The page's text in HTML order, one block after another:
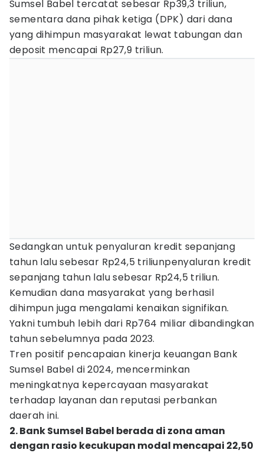
Sumsel Babel tercatat sebesar Rp39,3 triliun,
sementara dana pihak ketiga (DPK) dari dana
yang dihimpun masyarakat lewat tabungan dan
deposit mencapai Rp27,9 triliun.
Sedangkan untuk penyaluran kredit sepanjang
tahun lalu sebesar Rp24,5 triliunpenyaluran kredit
sepanjang tahun lalu sebesar Rp24,5 triliun.
Kemudian dana masyarakat yang berhasil
dihimpun juga mengalami kenaikan signifikan.
Yakni tumbuh lebih dari Rp764 miliar dibandingkan
tahun sebelumnya pada 2023.
Tren positif pencapaian kinerja keuangan Bank
Sumsel Babel di 2024, mencerminkan
meningkatnya kepercayaan masyarakat
terhadap layanan dan reputasi perbankan
daerah ini.
2. Bank Sumsel Babel berada di zona aman
dengan rasio kecukupan modal mencapai 22,50